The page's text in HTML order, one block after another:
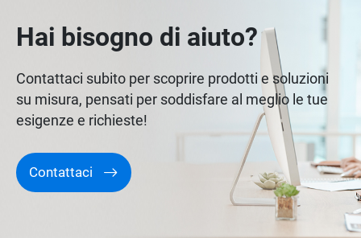
Hai bisogno di aiuto?
Contattaci subito per scoprire prodotti e soluzioni
su misura, pensati per soddisfare al meglio le tue
esigenze e richieste!
Contattaci